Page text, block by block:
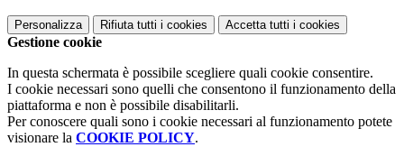
Personalizza Rifiuta tutti i cookies Accetta tutti i cookies
Gestione cookie
In questa schermata è possibile scegliere quali cookie consentire.
I cookie necessari sono quelli che consentono il funzionamento della
piattaforma e non è possibile disabilitarli.
Per conoscere quali sono i cookie necessari al funzionamento potete
visionare la COOKIE POLICY.